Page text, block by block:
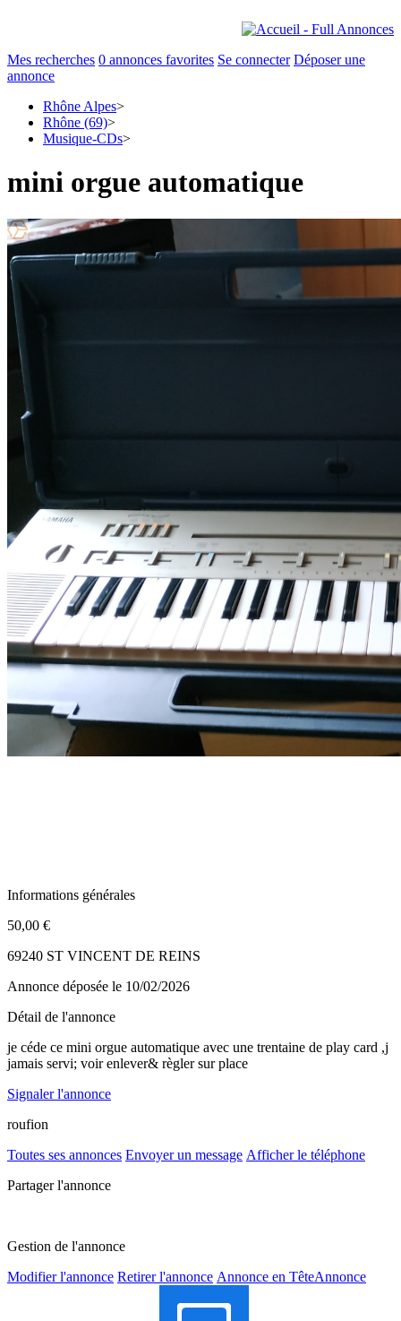
Mes recherches 0 annonces favorites Se connecter Déposer une
annonce
Rhône Alpes>
Rhône (69)>
Musique-CDs>
mini orgue automatique
Informations générales
50,00 €
69240 ST VINCENT DE REINS
Annonce déposée le 10/02/2026
Détail de l'annonce
je céde ce mini orgue automatique avec une trentaine de play card ,j
jamais servi; voir enlever& règler sur place
Signaler l'annonce
roufion
Toutes ses annonces Envoyer un message Afficher le téléphone
Partager l'annonce
Gestion de l'annonce
Modifier l'annonce Retirer l'annonce Annonce en TêteAnnonce